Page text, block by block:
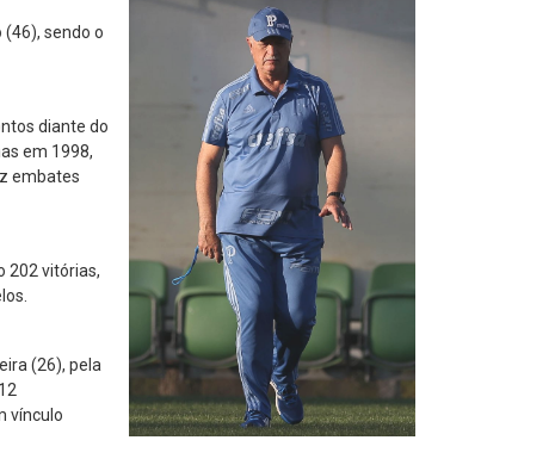
sendo o
diante do
em 1998,
embates
202 vitórias,
(26), pela
vínculo